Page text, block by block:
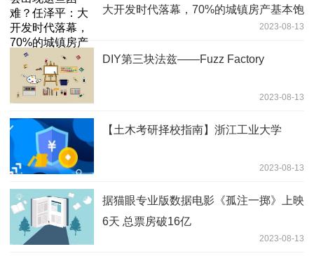
大开发时代落幕，70%的城镇房产基本饱
2023-08-13
DIY第三块法兹——Fuzz Factory
2023-08-13
【土木考研择校指南】浙江工业大学
2023-08-13
据猫眼专业版数据电影《孤注一掷》上映
6天 总票房破16亿
2023-08-13